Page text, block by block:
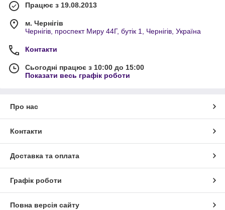
Працює з 19.08.2013
м. Чернігів
Чернігів, проспект Миру 44Г, бутік 1, Чернігів, Україна
Контакти
Сьогодні працює з 10:00 до 15:00
Показати весь графік роботи
Про нас
Контакти
Доставка та оплата
Графік роботи
Повна версія сайту